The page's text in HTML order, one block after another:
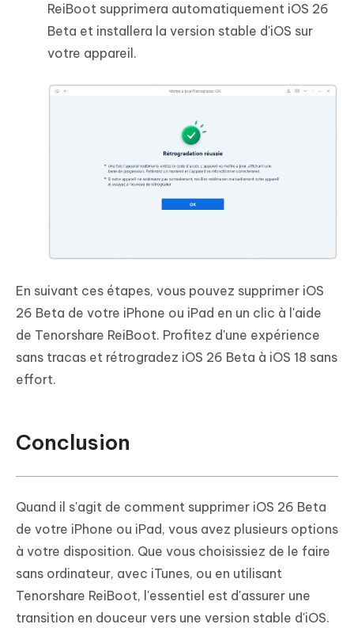
ReiBoot supprimera automatiquement iOS 26
Beta et installera la version stable d'iOS sur
votre appareil.
En suivant ces étapes, vous pouvez supprimer iOS
26 Beta de votre iPhone ou iPad en un clic à l'aide
de Tenorshare ReiBoot. Profitez d'une expérience
sans tracas et rétrogradez iOS 26 Beta à iOS 18 sans
effort.
Conclusion
Quand il s'agit de comment supprimer iOS 26 Beta
de votre iPhone ou iPad, vous avez plusieurs options
à votre disposition. Que vous choisissiez de le faire
sans ordinateur, avec iTunes, ou en utilisant
Tenorshare ReiBoot, l'essentiel est d'assurer une
transition en douceur vers une version stable d'iOS.